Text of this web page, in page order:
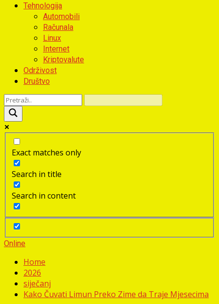
Tehnologija
Automobili
Računala
Linux
Internet
Kriptovalute
Održivost
Društvo
Exact matches only
Search in title
Search in content
Online
Home
2026
siječanj
Kako Čuvati Limun Preko Zime da Traje Mjesecima